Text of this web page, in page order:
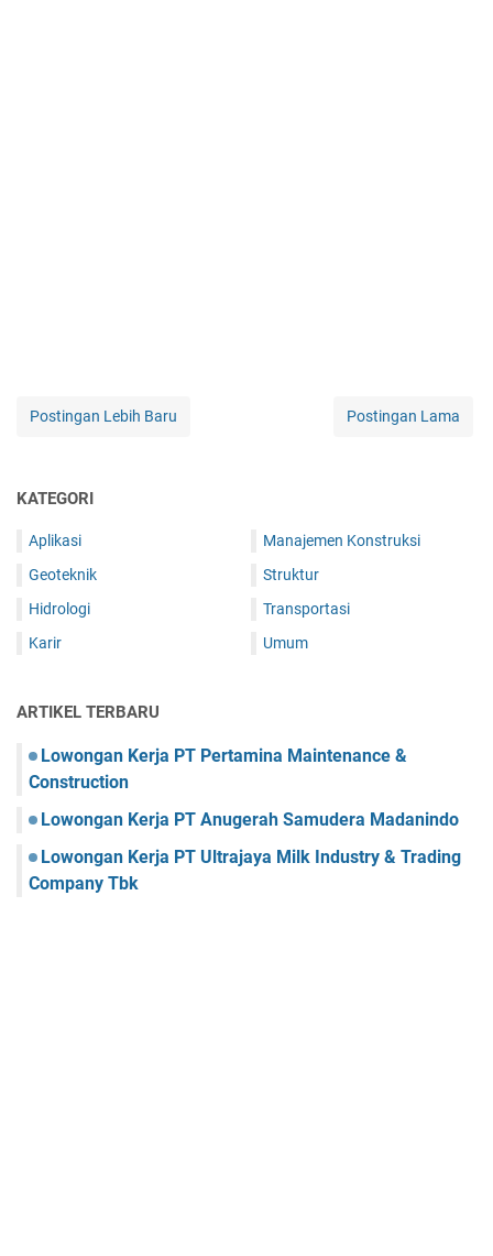
Postingan Lebih Baru Postingan Lama
KATEGORI
Aplikasi
Geoteknik
Hidrologi
Karir
Manajemen Konstruksi
Struktur
Transportasi
Umum
ARTIKEL TERBARU
Lowongan Kerja PT Pertamina Maintenance &
Construction
Lowongan Kerja PT Anugerah Samudera Madanindo
Lowongan Kerja PT Ultrajaya Milk Industry & Trading
Company Tbk